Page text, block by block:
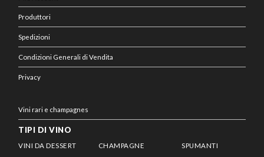
Produttori
Spedizioni
Condizioni Generali di Vendita
Privacy
Vini rari e champagnes
TIPI DI VINO
VINI DA DESSERT CHAMPAGNE SPUMANTI